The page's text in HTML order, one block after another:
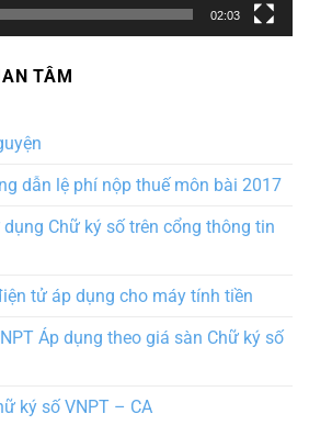
02:03
TÂM
dẫn lệ phí nộp thuế môn bài 2017
Chữ ký số trên cổng thông tin
tử áp dụng cho máy tính tiền
Áp dụng theo giá sàn Chữ ký số
ký số VNPT – CA